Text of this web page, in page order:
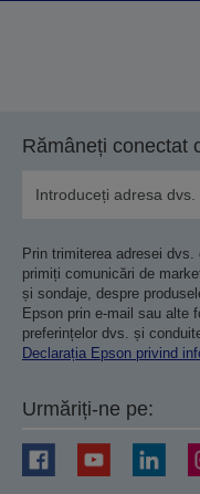
Rămâneți conectat
Prin trimiterea adresei
primiți comunicări de
și sondaje, despre
Epson prin e-mail sau alte
preferințelor dvs. și
Declarația Epson privind
Urmăriți-ne pe: